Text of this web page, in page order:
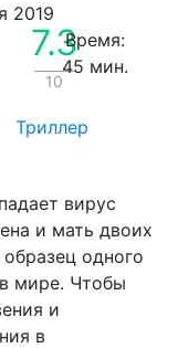
7.3
10
2019
Время:
45 мин.
Триллер
вирус
и мать двоих
одного
мире. Чтобы
и
в